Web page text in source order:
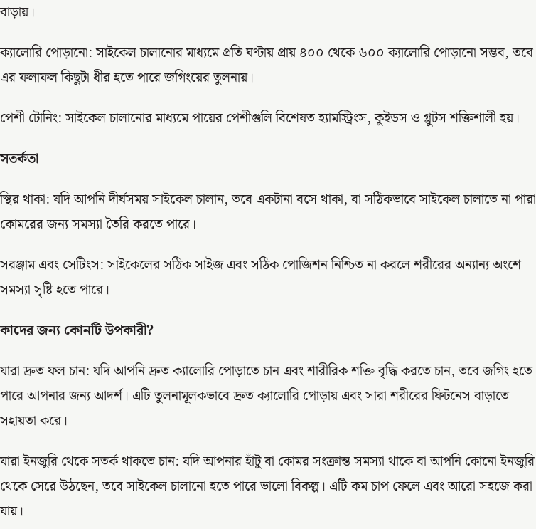
বাড়ায়।
ক্যালোরি পোড়ানো: সাইকেল চালানোর মাধ্যমে প্রতি ঘণ্টায় প্রায় ৪০০ থেকে ৬০০ ক্যালোরি পোড়ানো সম্ভব, তবে
এর ফলাফল কিছুটা ধীর হতে পারে জগিংয়ের তুলনায়।
পেশী টোনিং: সাইকেল চালানোর মাধ্যমে পায়ের পেশীগুলি বিশেষত হ্যামস্ট্রিংস, কুইডস ও গ্লুটস শক্তিশালী হয়।
সতর্কতা
স্থির থাকা: যদি আপনি দীর্ঘসময় সাইকেল চালান, তবে একটানা বসে থাকা, বা সঠিকভাবে সাইকেল চালাতে না পারা
কোমরের জন্য সমস্যা তৈরি করতে পারে।
সরঞ্জাম এবং সেটিংস: সাইকেলের সঠিক সাইজ এবং সঠিক পোজিশন নিশ্চিত না করলে শরীরের অন্যান্য অংশে
সমস্যা সৃষ্টি হতে পারে।
কাদের জন্য কোনটি উপকারী?
যারা দ্রুত ফল চান: যদি আপনি দ্রুত ক্যালোরি পোড়াতে চান এবং শারীরিক শক্তি বৃদ্ধি করতে চান, তবে জগিং হতে
পারে আপনার জন্য আদর্শ। এটি তুলনামূলকভাবে দ্রুত ক্যালোরি পোড়ায় এবং সারা শরীরের ফিটনেস বাড়াতে
সহায়তা করে।
যারা ইনজুরি থেকে সতর্ক থাকতে চান: যদি আপনার হাঁটু বা কোমর সংক্রান্ত সমস্যা থাকে বা আপনি কোনো ইনজুরি
থেকে সেরে উঠছেন, তবে সাইকেল চালানো হতে পারে ভালো বিকল্প। এটি কম চাপ ফেলে এবং আরো সহজে করা
যায়।